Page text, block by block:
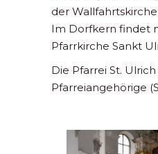
der
Im Dorfkern findet
Pfarrkirche Sankt
Die Pfarrei St.
Pfarreiangehörige